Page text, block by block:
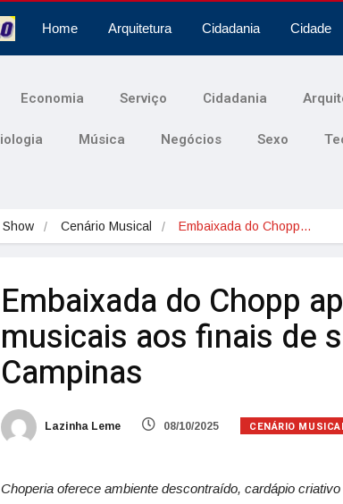
Home Arquitetura Cidadania Cidade
Economia Serviço Cidadania
Música Negócios Sexo
Show Cenário Musical Embaixada do Chopp…
Embaixada do Chopp
musicais aos finais de
Campinas
Lazinha Leme 08/10/2025 CENÁRIO
Choperia oferece ambiente descontraído, cardápio